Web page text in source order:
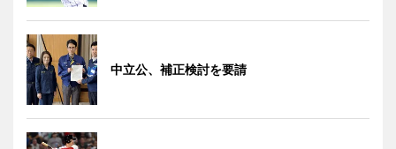
中立公、補正検討を要請